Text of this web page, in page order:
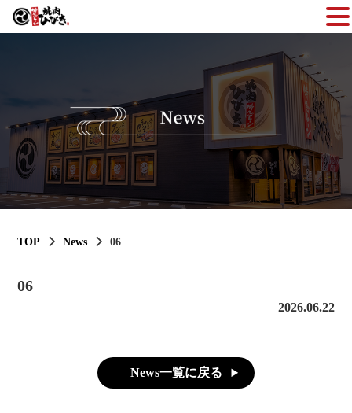
TOP News 06
06
2026.06.22
News一覧に戻る